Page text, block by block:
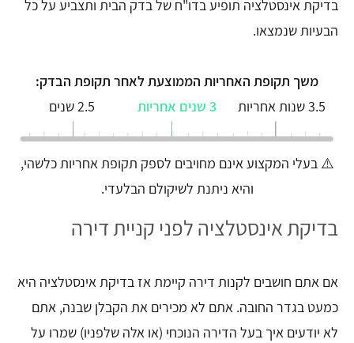
בדיקת אינסטלציה תופיע בדו"ח של בדק הבית ותצביע על כל
הבעיות שנמצאו.
משך תקופת האחריות הממוצעת לאחר תקופת הבדק:
3.5 שנות אחריות
3 שנים אחריות 2.5 שנים
⚠️ בעלי המקצוע אינם מחויבים לספק תקופת אחריות כלשהי,
והיא ניתנת לשיקולם הבלעדי.
בדיקת אינסטלציה לפני קניית דירה
אם אתם חושבים לקנות דירה קיימת אז בדיקת אינסטלציה היא
כמעט בגדר החובה. אתם לא מכירים את הקבלן שבנה, אתם
לא יודעים איך בעל הדירה הנוכחי (או אלה שלפניו) שמרו על